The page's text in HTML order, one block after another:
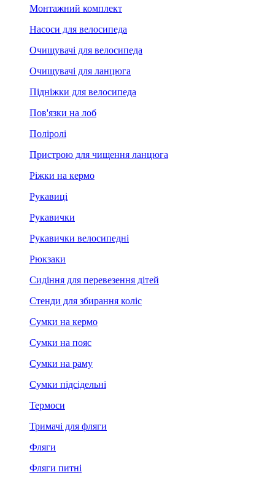
Монтажний комплект
Насоси для велосипеда
Очищувачі для велосипеда
Очищувачі для ланцюга
Підніжки для велосипеда
Пов'язки на лоб
Поліролі
Пристрою для чищення ланцюга
Ріжки на кермо
Рукавиці
Рукавички
Рукавички велосипедні
Рюкзаки
Сидіння для перевезення дітей
Стенди для збирання коліс
Сумки на кермо
Сумки на пояс
Сумки на раму
Сумки підсідельні
Термоси
Тримачі для фляги
Фляги
Фляги питні